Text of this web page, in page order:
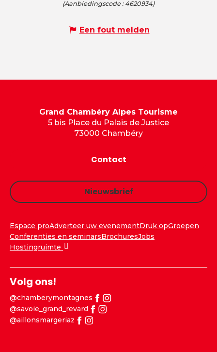
(Aanbiedingscode : 4620934)
Een fout melden
Grand Chambéry Alpes Tourisme
5 bis Place du Palais de Justice
73000 Chambéry
Contact
Nieuwsbrief
Espace proAdverteer uw evenementDruk opGroepen
Conferenties en seminarsBrochuresJobs
Hostingruimte
Volg ons!
@chamberymontagnes
@savoie_grand_revard
@aillonsmargeriaz